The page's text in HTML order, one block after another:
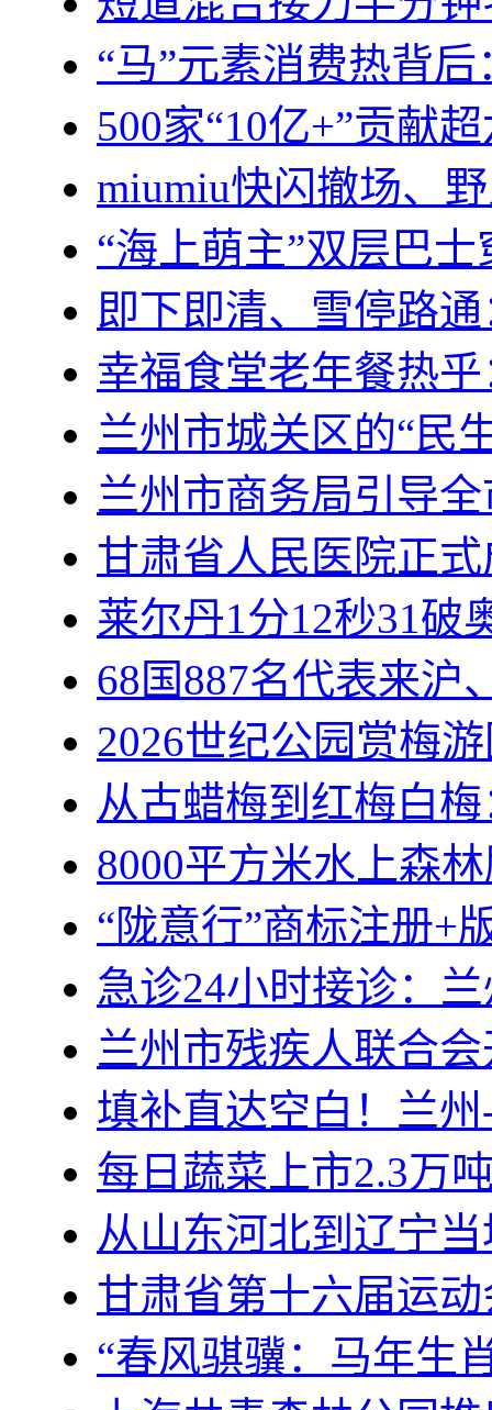
“马”元素消费热背
500家“10亿+”贡献
miumiu快闪撤场、
“海上萌主”双层巴
即下即清、雪停路
幸福食堂老年餐热
兰州市城关区的“民
兰州市商务局引导
甘肃省人民医院正
莱尔丹1分12秒31破
68国887名代表来沪
2026世纪公园赏梅
从古蜡梅到红梅白
8000平方米水上森
“陇意行”商标注册+
急诊24小时接诊：
兰州市残疾人联合
填补直达空白！兰
每日蔬菜上市2.3万
从山东河北到辽宁
甘肃省第十六届运
“春风骐骥：马年生